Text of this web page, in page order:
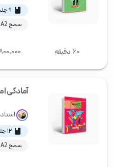
۹ جلسه خصوصی
سطح A2
۶۰ دقیقه
آمادگی
استاد
۱۲ جلسه خصوصی
سطح A2